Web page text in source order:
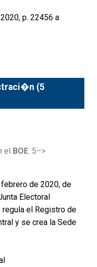
p. 22456 a
(5
el BOE: 5–>
de 2020, de
Electoral
regula el Registro de
y se crea la Sede